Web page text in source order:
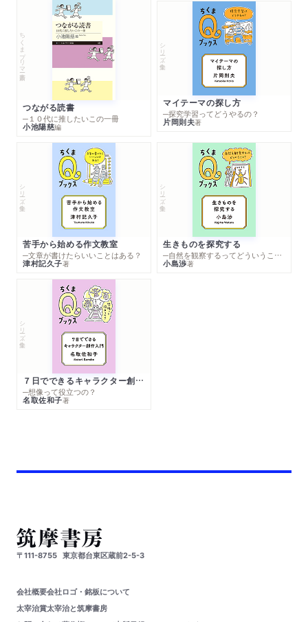
ちくまプリマー新書
つながる読書
─１０代に推したいこの一冊
小池陽慈編
シリーズ・全集
マイテーマの探し方
─探究学習ってどうやるの？
片岡則夫著
シリーズ・全集
苦手から始める作文教室
─文章が書けたらいいことはある？
津村記久子著
シリーズ・全集
生きものを探究する
─自然を観察するってどういうこと？
小島渉著
シリーズ・全集
７日でできるキャラクター創作入門
─想像って役立つの？
名取佐和子著
〒111-8755 東京都台東区蔵前2-5-3
会社概要会社ロゴ・銘板について
太宰治賞太宰治と筑摩書房